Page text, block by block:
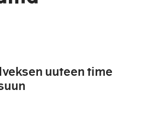
uuteen time